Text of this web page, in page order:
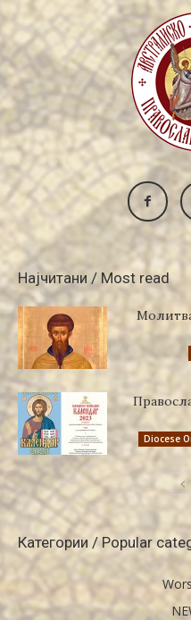
Најчитани / Most read
Diocese
Категории / Popular